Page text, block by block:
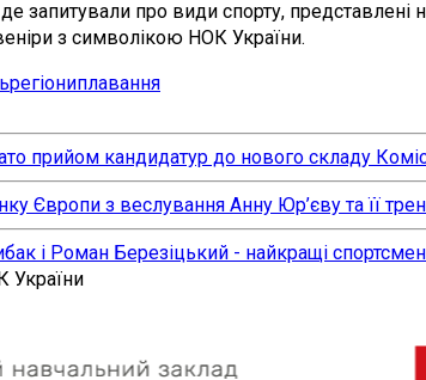
де запитували про види спорту,
з символікою НОК України.
регіониплавання
прийом кандидатур до нового складу
Європи з веслування Анну Юр’єву та її
і Роман Березіцький - найкращі
України